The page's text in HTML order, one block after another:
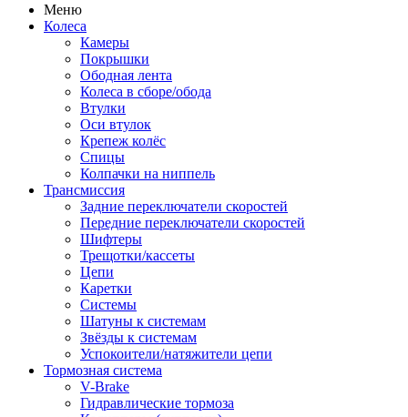
Меню
Колеса
Камеры
Покрышки
Ободная лента
Колеса в сборе/обода
Втулки
Оси втулок
Крепеж колёс
Спицы
Колпачки на ниппель
Трансмиссия
Задние переключатели скоростей
Передние переключатели скоростей
Шифтеры
Трещотки/кассеты
Цепи
Каретки
Системы
Шатуны к системам
Звёзды к системам
Успокоители/натяжители цепи
Тормозная система
V-Brake
Гидравлические тормоза